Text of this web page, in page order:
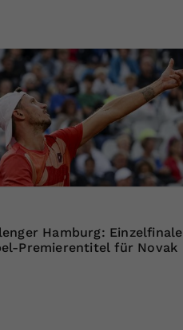
Hamburg: Einzelfinale
Premierentitel für Novak